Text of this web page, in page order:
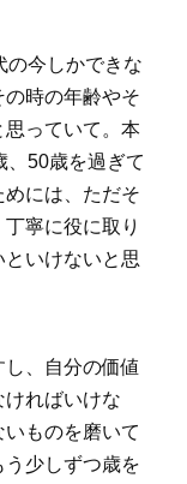
今しかできな
時の年齢やそ
っていて。本
、50歳を過ぎて
には、ただそ
寧に役に取り
いけないと思
、自分の価値
ればいけな
ものを磨いて
少しずつ歳を